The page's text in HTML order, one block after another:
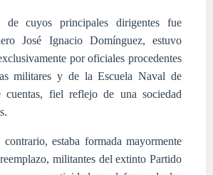
cuyos principales dirigentes fue
José Ignacio Domínguez, estuvo
por oficiales procedentes
militares y de la Escuela Naval de
fiel reflejo de una sociedad
estaba formada mayormente
militantes del extinto Partido